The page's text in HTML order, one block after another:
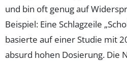
und bin oft genug auf
Beispiel: Eine Schlagzeile
basierte auf einer Studie mit
absurd hohen Dosierung. Die